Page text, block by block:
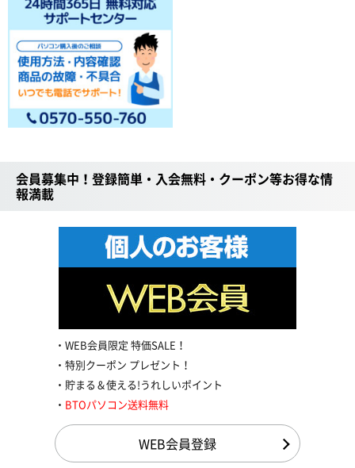
会員募集中！登録簡単・入会無料・クーポン等お得な情
報満載
WEB会員限定 特価SALE！
特別クーポン プレゼント！
貯まる＆使える!うれしいポイント
BTOパソコン送料無料
WEB会員登録